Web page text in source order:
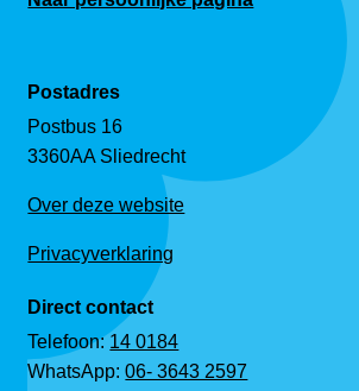
Postadres
Postbus 16
3360AA Sliedrecht
Over deze website
Privacyverklaring
Direct contact
Telefoon:14 0184
WhatsApp:06- 3643 2597